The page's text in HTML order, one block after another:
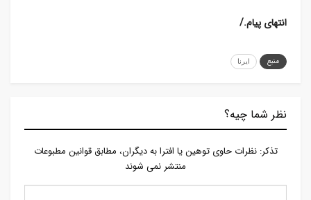
/.انتهای پیام
منبع ایرنا
نظر شما چیه؟
تذكر: نظرات حاوی توهين يا افترا به ديگران، مطابق قوانين مطبوعات
منتشر نمی شوند